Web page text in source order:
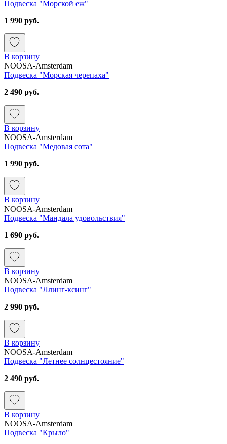
Подвеска "Морской еж"
1 990 руб.
В корзину
NOOSA-Amsterdam
Подвеска "Морская черепаха"
2 490 руб.
В корзину
NOOSA-Amsterdam
Подвеска "Медовая сота"
1 990 руб.
В корзину
NOOSA-Amsterdam
Подвеска "Мандала удовольствия"
1 690 руб.
В корзину
NOOSA-Amsterdam
Подвеска "Ллинг-ксинг"
2 990 руб.
В корзину
NOOSA-Amsterdam
Подвеска "Летнее солнцестояние"
2 490 руб.
В корзину
NOOSA-Amsterdam
Подвеска "Крыло"